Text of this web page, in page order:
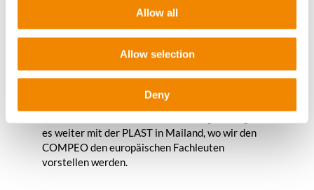
Allow all
Allow selection
Deny
informieren, welche Innovationen BUSS in die
Welt des Compoundierens einbringt. Insgesamt
erhielten wir extrem gutes Feedback und nehmen
Hause, um die Markteinführung desCOMPEOin
der zweiten Jahreshälfte 2018 voranzutreiben.“
es weiter mit der PLAST in Mailand, wo wir den
COMPEOden europäischen Fachleuten
vorstellen werden.